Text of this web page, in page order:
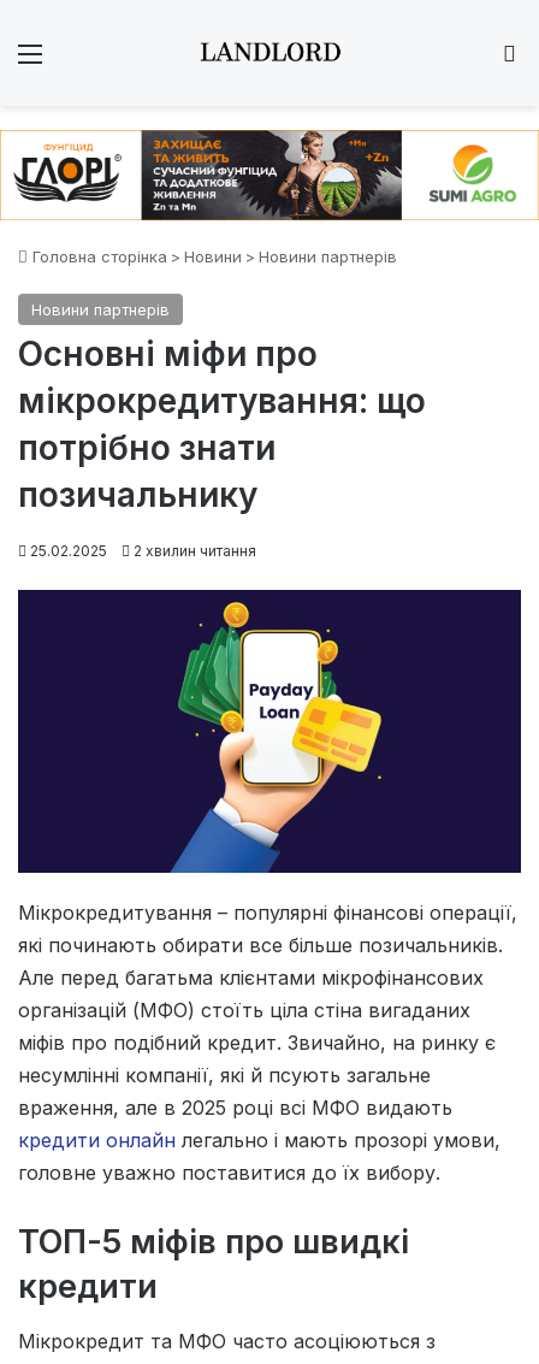
Головна сторінка > Новини > Новини партнерів
Новини партнерів
Основні міфи про
мікрокредитування: що
потрібно знати
позичальнику
25.02.2025 2 хвилин читання
Мікрокредитування – популярні фінансові операції,
які починають обирати все більше позичальників.
Але перед багатьма клієнтами мікрофінансових
організацій (МФО) стоїть ціла стіна вигаданих
міфів про подібний кредит. Звичайно, на ринку є
несумлінні компанії, які й псують загальне
враження, але в 2025 році всі МФО видають
кредити онлайн легально і мають прозорі умови,
головне уважно поставитися до їх вибору.
ТОП-5 міфів про швидкі
кредити
Мікрокредит та МФО часто асоціюються з